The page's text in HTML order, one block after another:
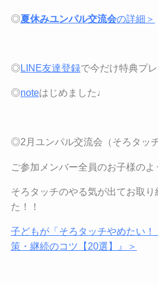
◎夏休みユンパル交流会の詳細＞
◎LINE友達登録で今だけ特典プ
◎noteはじめました♩
◎2月ユンパル交流会（そろタッチ
ご参加メンバー全員のお子様の
そろタッチのやる気が出てお取
た！！
子どもが「そろタッチやめたい
策・継続のコツ【20選】』＞